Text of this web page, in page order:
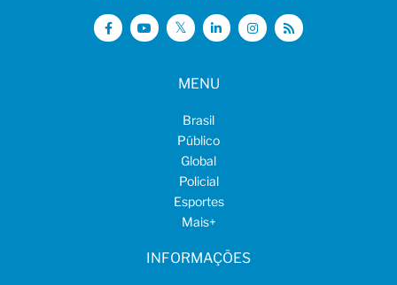
MENU
Brasil
Público
Global
Policial
Esportes
Mais+
INFORMAÇÕES